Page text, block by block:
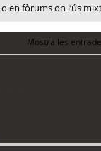
en fòrums on l’ús
Mostra les